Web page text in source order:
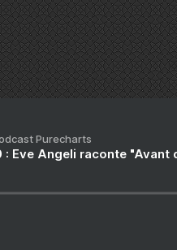
Purecharts
: Eve Angeli raconte "Avant